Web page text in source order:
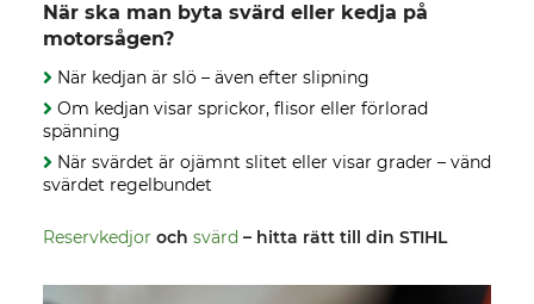
När ska man byta svärd eller kedja på
motorsågen?
När kedjan är slö – även efter slipning
Om kedjan visar sprickor, flisor eller förlorad
spänning
När svärdet är ojämnt slitet eller visar grader – vänd
svärdet regelbundet
Reservkedjor och svärd – hitta rätt till din STIHL